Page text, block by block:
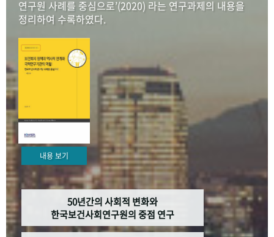
50+1주년 기념
성과 50선 숫자로 보는 50년
세계와 함께 한 KIHASA
VR 역사관
연구원 사례를 중심으로’(2020) 라는 연구과제의 내용을
정리하여 수록하였다.
내용 보기
50년간의 사회적 변화와
한국보건사회연구원의 중점 연구